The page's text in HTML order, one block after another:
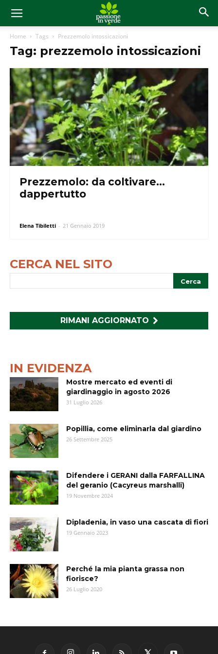
Home Tags Prezzemolo intossicazioni
Tag: prezzemolo intossicazioni
Prezzemolo: da coltivare…
dappertutto
Elena Tibiletti - 21 Gennaio 2019
CERCA NEL SITO
RIMANI AGGIORNATO
IN EVIDENZA
Mostre mercato ed eventi di
giardinaggio in agosto 2026
31 Luglio 2026
Popillia, come eliminarla dal giardino
26 Settembre 2025
Difendere i GERANI dalla FARFALLINA
del geranio (Cacyreus marshalli)
19 Novembre 2024
Dipladenia, in vaso una cascata di fiori
19 Gennaio 2023
Perché la mia pianta grassa non
fiorisce?
26 Luglio 2020